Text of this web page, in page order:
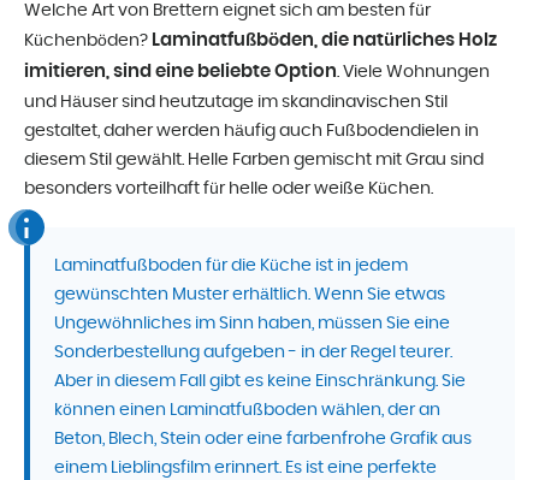
Welche Art von Brettern eignet sich am besten für
Küchenböden? Laminatfußböden, die natürliches Holz
imitieren, sind eine beliebte Option. Viele Wohnungen
und Häuser sind heutzutage im skandinavischen Stil
gestaltet, daher werden häufig auch Fußbodendielen in
diesem Stil gewählt. Helle Farben gemischt mit Grau sind
besonders vorteilhaft für helle oder weiße Küchen.
Laminatfußboden für die Küche ist in jedem
gewünschten Muster erhältlich. Wenn Sie etwas
Ungewöhnliches im Sinn haben, müssen Sie eine
Sonderbestellung aufgeben - in der Regel teurer.
Aber in diesem Fall gibt es keine Einschränkung. Sie
können einen Laminatfußboden wählen, der an
Beton, Blech, Stein oder eine farbenfrohe Grafik aus
einem Lieblingsfilm erinnert. Es ist eine perfekte